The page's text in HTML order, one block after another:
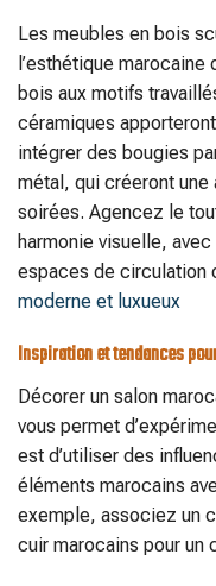
Les meubles en bois
l’esthétique
bois aux motifs
céramiques
intégrer des bougies
métal, qui créeront une
soirées. Agencez le
harmonie visuelle,
espaces de circulation
moderne et luxueux
Inspiration et tendances
Décorer un salon
vous permet
est d’utiliser des
éléments marocains
exemple, associez un
cuir marocains pour un